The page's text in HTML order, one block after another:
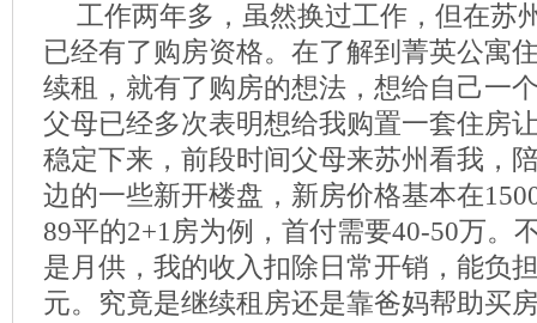
工作两年多，虽然换过工作，但在苏
已经有了购房资格。在了解到菁英公寓
续租，就有了购房的想法，想给自己一
父母已经多次表明想给我购置一套住房
稳定下来，前段时间父母来苏州看我，
边的一些新开楼盘，新房价格基本在
89平的2+1房为例，首付需要40-50万。
是月供，我的收入扣除日常开销，能负
元。究竟是继续租房还是靠爸妈帮助买